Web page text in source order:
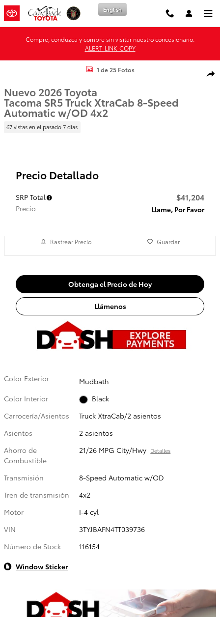
Saltar al contenido principal English
Compre, conduzca y compre sin visitar nuestro concesionario.
ALERT_LINK_COPY
New 2026 Toyota Photo 1 of 251 de 25 Fotos
Nuevo 2026 Toyota
Tacoma SR5 Truck XtraCab 8-Speed
Automatic w/OD 4x2
67 vistas en el pasado 7 días
Precio Detallado
SRP Total $41,204
Precio Llame, Por Favor
Rastrear Precio Guardar
Obtenga el Precio de Hoy
Llámenos
Color Exterior
Mudbath
Color Interior
Black
Carrocería/Asientos
Truck XtraCab/2 asientos
Asientos
2 asientos
Ahorro de
Combustible
21/26 MPG City/Hwy Detalles
Transmisión
8-Speed Automatic w/OD
Tren de transmisión
4x2
Motor
I-4 cyl
VIN
3TYJBAFN4TT039736
Número de Stock
116154
Window Sticker